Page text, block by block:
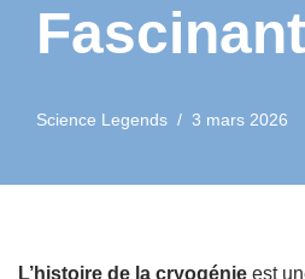
Science Legends 3 mars 2026
L’histoire de la cryogénie est